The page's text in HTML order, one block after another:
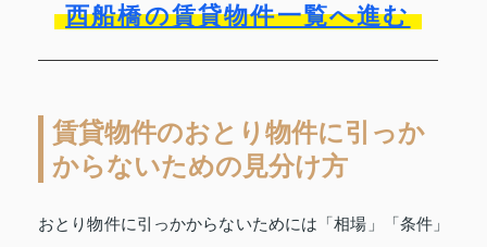
西船橋の賃貸物件一覧へ進む
賃貸物件のおとり物件に引っか
からないための見分け方
おとり物件に引っかからないためには「相場」「条件」